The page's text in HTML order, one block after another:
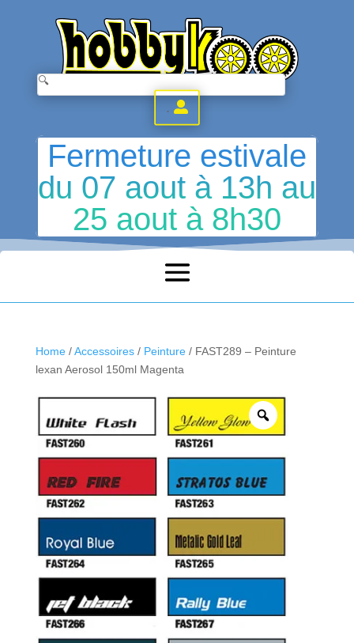
.
Fermeture estivale
du 07 aout à 13h au
25 aout à 8h30
Home/Accessoires/ Peinture/ FAST289 – Peinture
lexan Aerosol 150ml Magenta